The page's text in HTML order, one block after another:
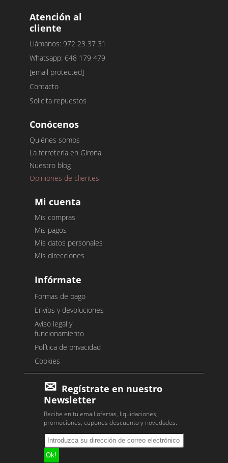
Atención al
cliente
Llámanos: 972 23 37 31
Whatsapp: 648 179 479
[email protected]
Contacto
Solicita repuestos
Conócenos
Quiénes somos
La ferretería en Girona
Nuestro blog
Opiniones de clientes
Mi cuenta
Mis compras
Mis pagos
Mis datos personales
Mis direcciones
Infórmate
Formas de pago
Envíos y devoluciones
Aviso legal y
funcionamiento
Política de privacidad
Cookies
Regístrate en nuestro
Newsletter
Recibe en tu email ofertas, liquidaciones,
promociones, cupones descuento y novedades.